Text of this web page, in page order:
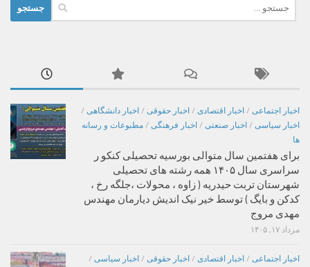
برای:
اخبار اجتماعی / اخبار اقتصادی / اخبار حقوقی / اخبار دانشگاهی /
اخبار سیاسی / اخبار صنعتی / اخبار فرهنگی / مطبوعات و رسانه
ها
برای هفتمین سال متوالی بورسیه تحصیلی کنکو ر
سراسری سال ۱۴۰۵ همه رشته های تحصیلی
شهرستان تربت حیدریه ( زاوه ، محولات ،جلگه رخ ،
کدکن و بایگ ) توسط خیر نیک اندیش دیارمان مهندس
مهدی مروج
مرداد ۱۷, ۱۴۰۵
اخبار اجتماعی / اخبار اقتصادی / اخبار حقوقی / اخبار سیاسی /